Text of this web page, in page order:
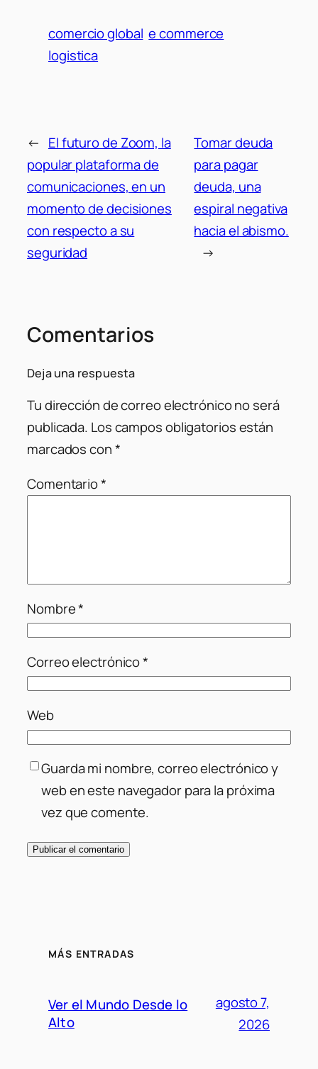
comercio global e commerce
logistica
← El futuro de Zoom, la
popular plataforma de
comunicaciones, en un
momento de decisiones
con respecto a su
seguridad
Tomar deuda
para pagar
deuda, una
espiral negativa
hacia el abismo.
→
Comentarios
Deja una respuesta
Tu dirección de correo electrónico no será
publicada. Los campos obligatorios están
marcados con*
Comentario*
Nombre*
Correo electrónico*
Web
Guarda mi nombre, correo electrónico y
web en este navegador para la próxima
vez que comente.
MÁS ENTRADAS
Ver el Mundo Desde lo
Alto
agosto 7,
2026